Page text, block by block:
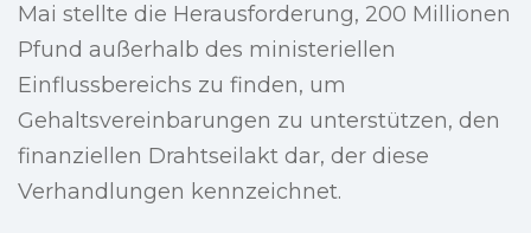
Mai stellte die Herausforderung, 200 Millionen
Pfund außerhalb des ministeriellen
Einflussbereichs zu finden, um
Gehaltsvereinbarungen zu unterstützen, den
finanziellen Drahtseilakt dar, der diese
Verhandlungen kennzeichnet.